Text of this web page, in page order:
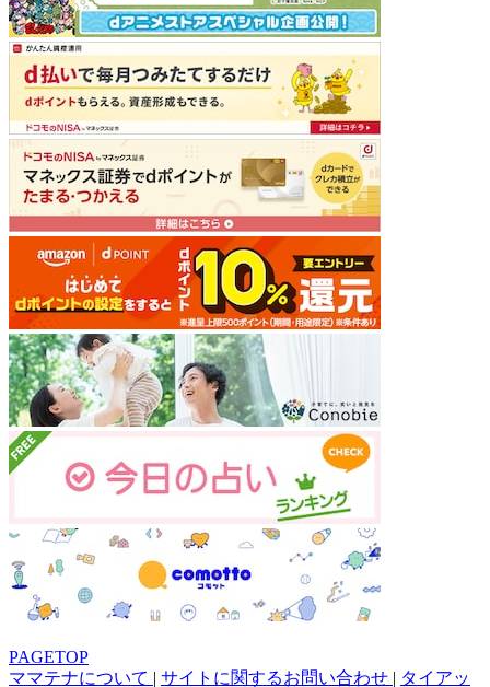
PAGETOP
ママテナについて | サイトに関するお問い合わせ | タイアッ